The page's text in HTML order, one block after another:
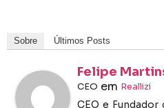
Sobre Últimos Posts
Felipe
CEO em Reallizi
CEO e Fundador